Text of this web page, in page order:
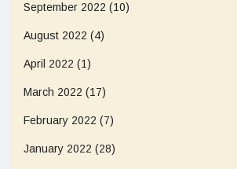
September 2022 (10)
August 2022 (4)
April 2022 (1)
March 2022 (17)
February 2022 (7)
January 2022 (28)